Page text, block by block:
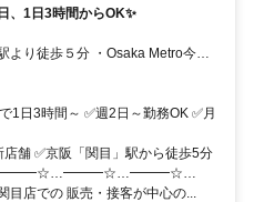
、1日3時間からOK✨
より徒歩５分 ・Osaka Metro今里
Osaka Metro谷町線「関目高殿」
1日3時間～ ✅週2日～勤務OK ✅月
舗 ✅京阪「関目」駅から徒歩5分
OK ━━━☆…━━━☆…━━━☆…
店での 販売・接客が中心の...